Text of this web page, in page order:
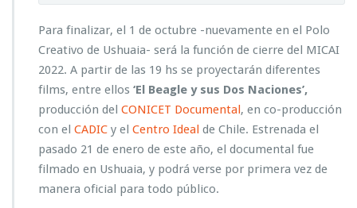
Para finalizar, el 1 de octubre -nuevamente en el Polo
Creativo de Ushuaia- será la función de cierre del MICAI
2022. A partir de las 19 hs se proyectarán diferentes
films, entre ellos ‘El Beagle y sus Dos Naciones’,
producción del CONICET Documental, en co-producción
con el CADIC y el Centro Ideal de Chile. Estrenada el
pasado 21 de enero de este año, el documental fue
filmado en Ushuaia, y podrá verse por primera vez de
manera oficial para todo público.